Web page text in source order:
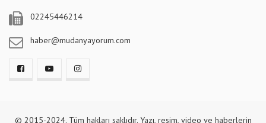
02245446214
haber@mudanyayorum.com
© 2015-2024. Tüm hakları saklıdır. Yazı, resim, video ve haberlerin